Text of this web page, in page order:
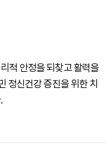
적 안정을 되찾고 활력을
정신건강 증진을 위한 치